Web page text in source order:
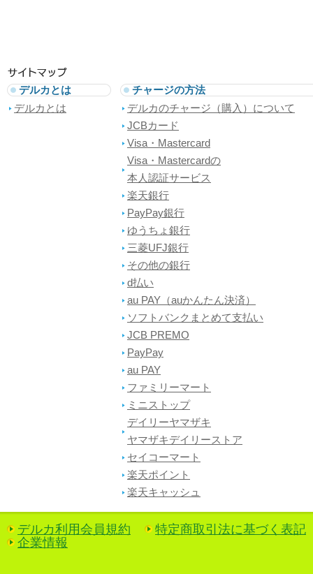
デルカとは
デルカとは
チャージの方法
デルカのチャージ（購入）について
JCBカード
Visa・Mastercard
Visa・Mastercardの
本人認証サービス
楽天銀行
PayPay銀行
ゆうちょ銀行
三菱UFJ銀行
その他の銀行
d払い
au PAY（auかんたん決済）
ソフトバンクまとめて支払い
JCB PREMO
PayPay
au PAY
ファミリーマート
ミニストップ
デイリーヤマザキ
ヤマザキデイリーストア
セイコーマート
楽天ポイント
楽天キャッシュ
デルカ利用会員規約
特定商取引法に基づく表記
企業情報